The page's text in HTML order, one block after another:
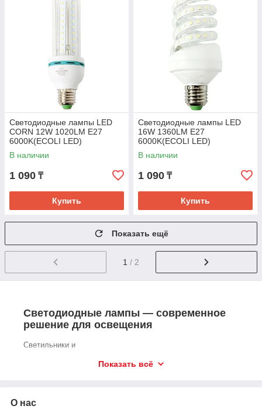
Светодиодные лампы LED
CORN 12W 1020LM E27
6000K(ECOLI LED)
В наличии
1 090 ₸
Купить
Светодиодные лампы LED
16W 1360LM E27
6000K(ECOLI LED)
В наличии
1 090 ₸
Купить
Показать ещё
1 / 2
Светодиодные лампы — современное
решение для освещения
Светильники и
сочетают экономичность, долговечность и выразительный
Показать всё
О нас